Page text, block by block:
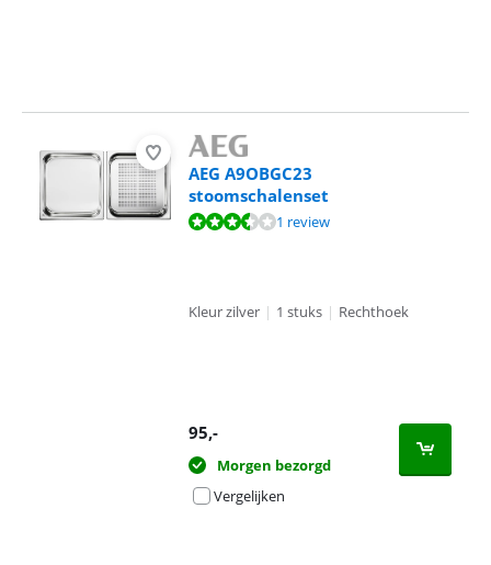
AEG A9OBGC23
stoomschalenset
Beoordeling is 6,7 van de 10, gebaseerd op 1 review.
1 review
Kleur zilver | 1 stuks | Rechthoek
95,-
Morgen bezorgd
Vergelijken